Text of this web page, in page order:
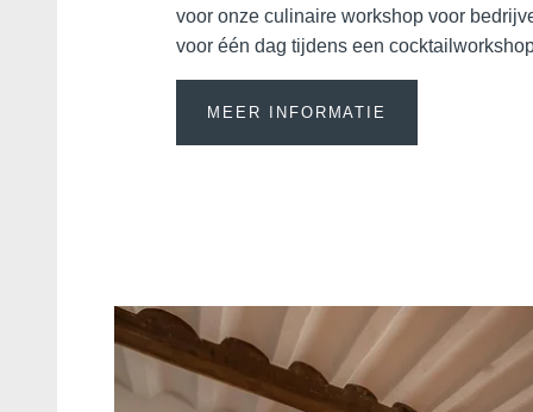
voor onze culinaire workshop voor
voor één dag tijdens een
MEER INFORMATIE